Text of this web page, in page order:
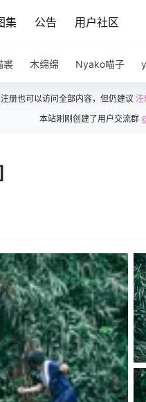
集 公告 用户社区
裘 木绵绵 Nyako喵子
册也可以访问全部内容，但仍建议 注
本站刚刚创建了用户交流群